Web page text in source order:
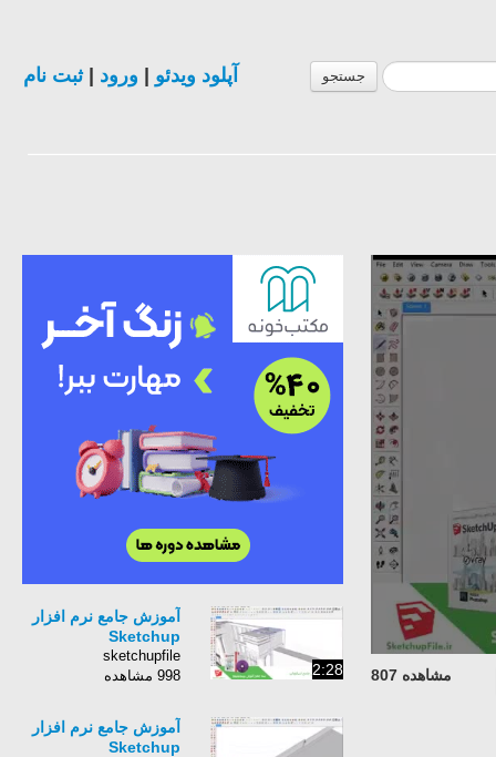
جستجو آپلود ویدئو ورود |ثبت نام
مشاهده 807 2:28
آموزش جامع نرم افزار
Sketchup
sketchupfile
998 مشاهده
آموزش جامع نرم افزار
Sketchup